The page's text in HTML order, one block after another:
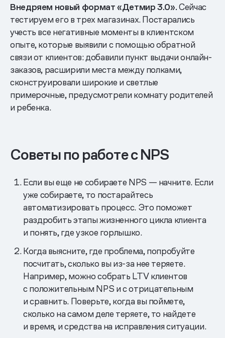
Внедряем новый формат «Детмир 3.0».Сейчас
тестируем его в трех магазинах. Постарались
учесть все негативные моменты в клиентском
опыте, которые выявили с помощью обратной
связи от клиентов: добавили пункт выдачи онлайн-
заказов, расширили места между полками,
сконструировали широкие и светлые
примерочные, предусмотрели комнату родителей
и ребенка.
Советы по работе с NPS
Если вы еще не собираете NPS — начните. Если
уже собираете, то постарайтесь
автоматизировать процесс. Это поможет
раздробить этапы жизненного цикла клиента
и понять, где узкое горлышко.
Когда выясните, где проблема, попробуйте
посчитать, сколько вы из-за нее теряете.
Например, можно собрать LTV клиентов
с положительным NPS и с отрицательным
и сравнить. Поверьте, когда вы поймете,
сколько на самом деле теряете, то найдете
и время, и средства на исправления ситуации.